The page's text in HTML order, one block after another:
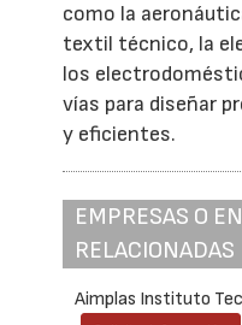
como la
textil técnico, la
los
vías para diseñar
y eficientes.
EMPRESAS O
RELACIONADAS
Aimplas Instituto